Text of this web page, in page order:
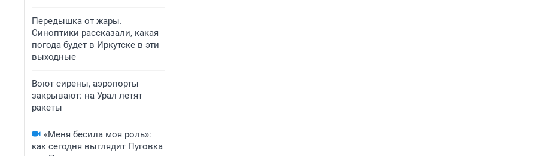
Передышка от жары.
Синоптики рассказали, какая
погода будет в Иркутске в эти
выходные
Воют сирены, аэропорты
закрывают: на Урал летят
ракеты
«Меня бесила моя роль»:
как сегодня выглядит Пуговка